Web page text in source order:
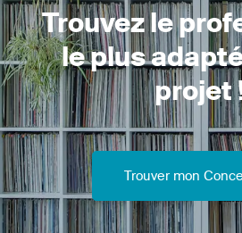
Trouvez le
le plus
projet
Trouver mon